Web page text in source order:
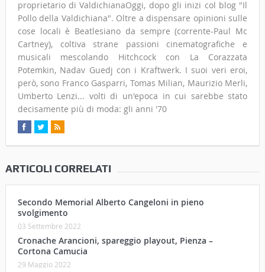
proprietario di ValdichianaOggi, dopo gli inizi col blog "Il
Pollo della Valdichiana". Oltre a dispensare opinioni sulle
cose locali è Beatlesiano da sempre (corrente-Paul Mc
Cartney), coltiva strane passioni cinematografiche e
musicali mescolando Hitchcock con La Corazzata
Potemkin, Nadav Guedj con i Kraftwerk. I suoi veri eroi,
però, sono Franco Gasparri, Tomas Milian, Maurizio Merli,
Umberto Lenzi... volti di un'epoca in cui sarebbe stato
decisamente più di moda: gli anni '70
ARTICOLI CORRELATI
Secondo Memorial Alberto Cangeloni in pieno
svolgimento
03 Settembre 2022
Cronache Arancioni, spareggio playout, Pienza –
Cortona Camucia
29 Maggio 2022